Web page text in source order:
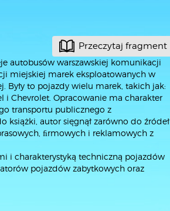
Przeczytaj fragment
autobusów warszawskiej komunikacji
miejskiej marek eksploatowanych w
Były to pojazdy wielu marek, takich jak:
i Chevrolet. Opracowanie ma charakter
transportu publicznego z
autor sięgnął zarówno do źródeł
ﬁrmowych i reklamowych z
i charakterystyką techniczną pojazdów
pojazdów zabytkowych oraz